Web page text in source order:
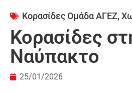
Κορασίδες Ομάδα ΑΓΕΖ,
Κορασίδες
Ναύπακτο
25/01/2026